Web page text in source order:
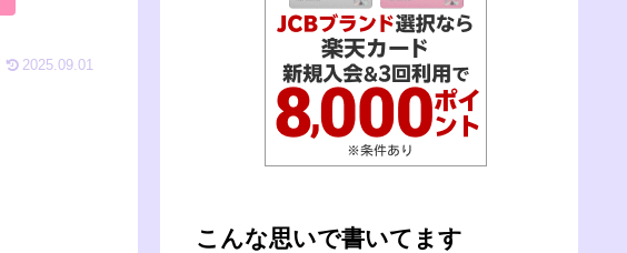
2025.09.01
こんな思いで書いてます